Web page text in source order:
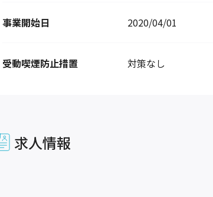
事業開始日 2020/04/01
受動喫煙防止措置 対策なし
求人情報